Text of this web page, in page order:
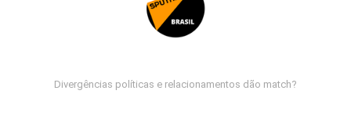
Divergências políticas e relacionamentos dão match?